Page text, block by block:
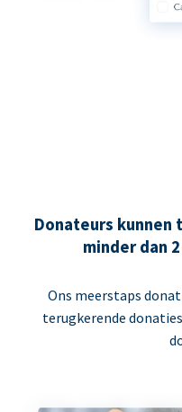
Donateurs kunnen
minder dan
Ons meerstaps
terugkerende